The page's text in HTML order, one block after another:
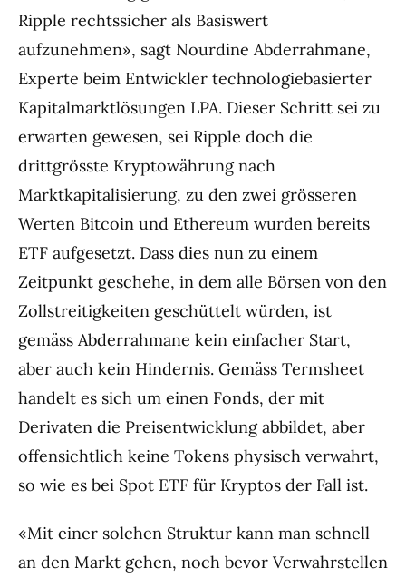
Ripple rechtssicher als Basiswert
aufzunehmen», sagt Nourdine Abderrahmane,
Experte beim Entwickler technologiebasierter
Kapitalmarktlösungen LPA. Dieser Schritt sei zu
erwarten gewesen, sei Ripple doch die
drittgrösste Kryptowährung nach
Marktkapitalisierung, zu den zwei grösseren
Werten Bitcoin und Ethereum wurden bereits
ETF aufgesetzt. Dass dies nun zu einem
Zeitpunkt geschehe, in dem alle Börsen von den
Zollstreitigkeiten geschüttelt würden, ist
gemäss Abderrahmane kein einfacher Start,
aber auch kein Hindernis. Gemäss Termsheet
handelt es sich um einen Fonds, der mit
Derivaten die Preisentwicklung abbildet, aber
offensichtlich keine Tokens physisch verwahrt,
so wie es bei Spot ETF für Kryptos der Fall ist.
«Mit einer solchen Struktur kann man schnell
an den Markt gehen, noch bevor Verwahrstellen